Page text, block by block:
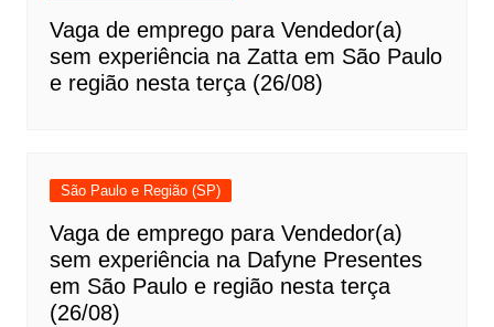
Vaga de emprego para Vendedor(a)
sem experiência na Zatta em São Paulo
e região nesta terça (26/08)
São Paulo e Região (SP)
Vaga de emprego para Vendedor(a)
sem experiência na Dafyne Presentes
em São Paulo e região nesta terça
(26/08)